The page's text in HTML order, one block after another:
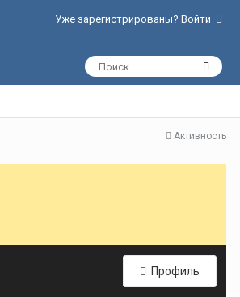
Уже зарегистрированы? Войти
Активность
Профиль